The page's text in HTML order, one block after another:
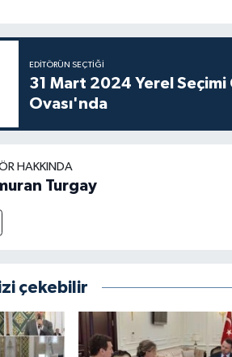
EDITÖRÜN SEÇTIĞI
31 Mart 2024 Yerel Seçimi
Ovası'nda
HAKKINDA
Turgay
çekebilir